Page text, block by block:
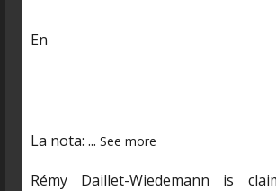
En
La nota: ... See more
Rémy Daillet-Wiedemann is